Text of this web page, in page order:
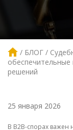
БЛОГ
решений
25 января 2026
В B2B-спорах важен